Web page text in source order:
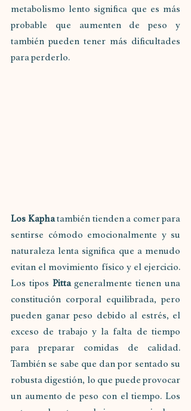
metabolismo lento significa que es más
probable que aumenten de peso y
también pueden tener más dificultades
para perderlo.
Los Kapha también tienden a comer para
sentirse cómodo emocionalmente y su
naturaleza lenta significa que a menudo
evitan el movimiento físico y el ejercicio.
Los tipos Pitta generalmente tienen una
constitución corporal equilibrada, pero
pueden ganar peso debido al estrés, el
exceso de trabajo y la falta de tiempo
para preparar comidas de calidad.
También se sabe que dan por sentado su
robusta digestión, lo que puede provocar
un aumento de peso con el tiempo. Los